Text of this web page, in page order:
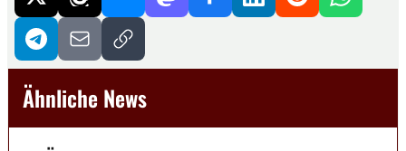
Ähnliche News